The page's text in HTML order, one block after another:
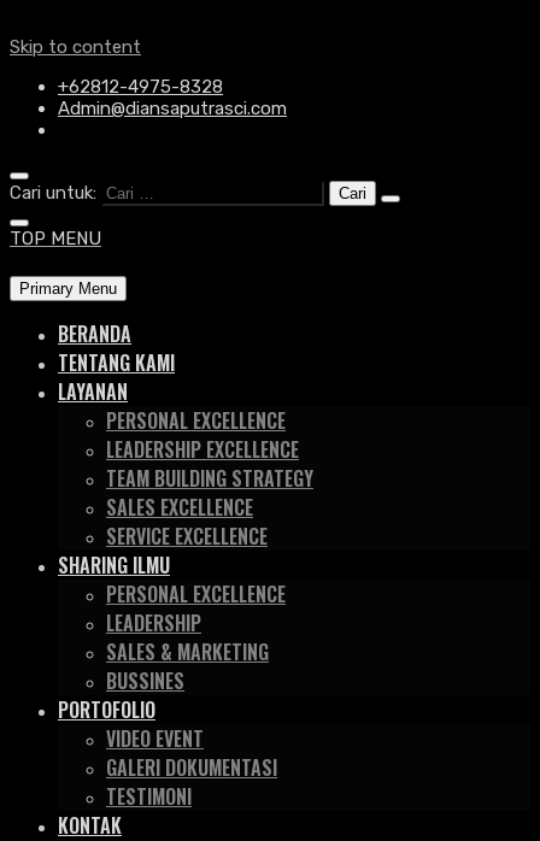
Skip to content
+62812-4975-8328
Admin@diansaputrasci.com
Cari untuk:
TOP MENU
Primary Menu
BERANDA
TENTANG KAMI
LAYANAN
PERSONAL EXCELLENCE
LEADERSHIP EXCELLENCE
TEAM BUILDING STRATEGY
SALES EXCELLENCE
SERVICE EXCELLENCE
SHARING ILMU
PERSONAL EXCELLENCE
LEADERSHIP
SALES & MARKETING
BUSSINES
PORTOFOLIO
VIDEO EVENT
GALERI DOKUMENTASI
TESTIMONI
KONTAK